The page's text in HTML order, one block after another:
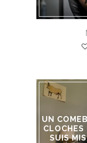
UN
SUIS